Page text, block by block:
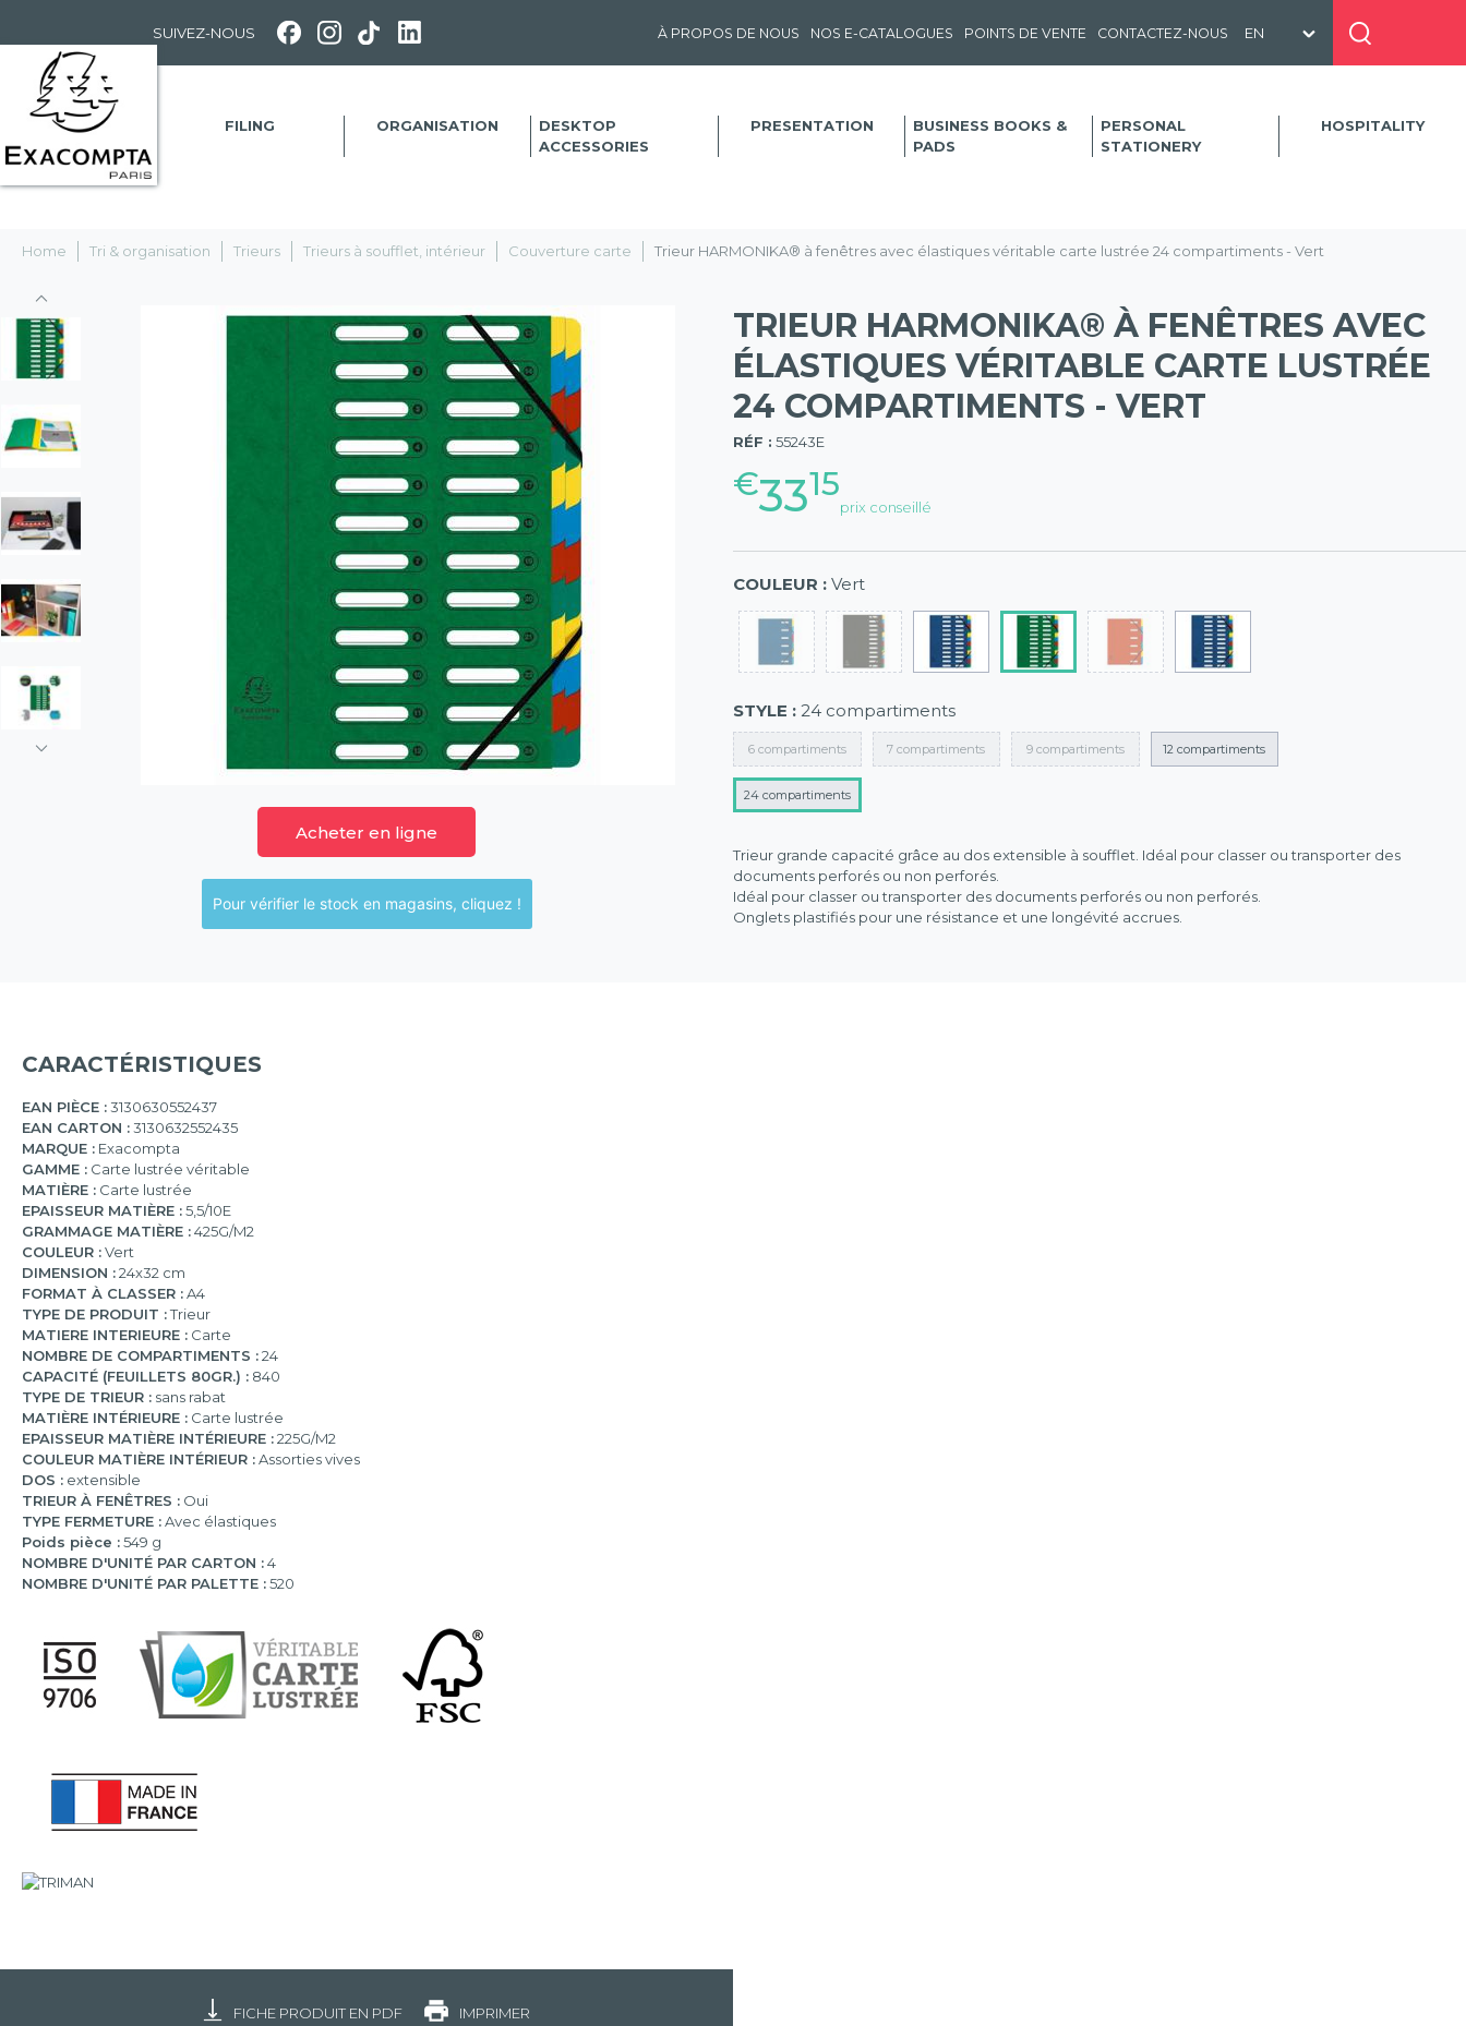
SUIVEZ-NOUS À PROPOS DE NOUS NOS E-CATALOGUES POINTS DE VENTE CONTACTEZ-NOUS
FILING ORGANISATION
DESKTOP
ACCESSORIES
PRESENTATION
BUSINESS BOOKS &
PADS
PERSONAL
STATIONERY
HOSPITALITY
Home Tri & organisation Trieurs Trieurs à soufflet, intérieur Couverture carte Trieur HARMONIKA® à fenêtres avec élastiques véritable carte lustrée 24 compartiments - Vert
Acheter en ligne
Pour vérifier le stock en magasins, cliquez !
TRIEUR HARMONIKA® À FENÊTRES AVEC
ÉLASTIQUES VÉRITABLE CARTE LUSTRÉE
24 COMPARTIMENTS - VERT
RÉF : 55243E
€3315
prix conseillé
(57)
COULEUR : Vert
STYLE : 24 compartiments
6 compartiments 7 compartiments 9 compartiments 12 compartiments
24 compartiments
Trieur grande capacité grâce au dos extensible à soufflet. Idéal pour classer ou transporter des
documents perforés ou non perforés.
Idéal pour classer ou transporter des documents perforés ou non perforés.
Onglets plastifiés pour une résistance et une longévité accrues.
CARACTÉRISTIQUES
EAN PIÈCE :3130630552437
EAN CARTON :3130632552435
MARQUE : Exacompta
GAMME : Carte lustrée véritable
MATIÈRE : Carte lustrée
EPAISSEUR MATIÈRE :5,5/10E
GRAMMAGE MATIÈRE :425G/M2
COULEUR :Vert
DIMENSION :24x32 cm
FORMAT À CLASSER :A4
TYPE DE PRODUIT :Trieur
MATIERE INTERIEURE : Carte
NOMBRE DE COMPARTIMENTS :24
CAPACITÉ (FEUILLETS 80GR.) : 840
TYPE DE TRIEUR : sans rabat
MATIÈRE INTÉRIEURE : Carte lustrée
EPAISSEUR MATIÈRE INTÉRIEURE :225G/M2
COULEUR MATIÈRE INTÉRIEUR :Assorties vives
DOS : extensible
TRIEUR À FENÊTRES : Oui
TYPE FERMETURE :Avec élastiques
Poids pièce :549 g
NOMBRE D'UNITÉ PAR CARTON :4
NOMBRE D'UNITÉ PAR PALETTE :520
FICHE PRODUIT EN PDF IMPRIMER